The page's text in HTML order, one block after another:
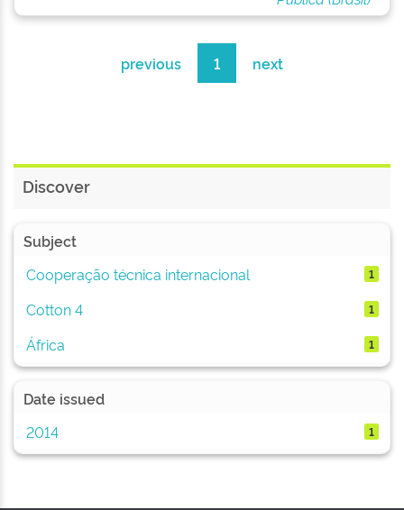
previous 1 next
Discover
Subject
Cooperação técnica internacional
1
Cotton 4 1
África 1
Date issued
2014
1